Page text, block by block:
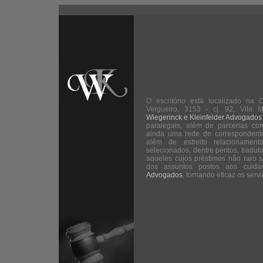
O escritório está localizado na
Vergueiro, 3153 - cj. 92, Vila
Wiegerinck e Kleinfelder Advogados
paralegais, além de parcerias
ainda uma rede de
além de estreito
selecionados, dentre peritos,
aqueles cujos préstimos não raro
dos assuntos postos aos
Advogados, tornando eficaz os